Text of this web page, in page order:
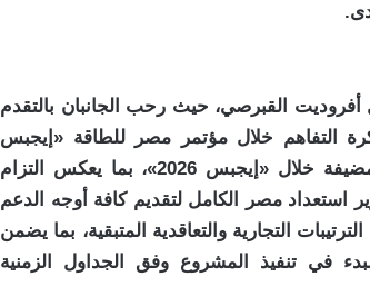
القبرصي، حيث رحب الجانبان بالتقدم
التفاهم خلال مؤتمر مصر للطاقة «إيجبس
2025»، والتوقيع بالأحرف الأولى على اتفاقية الحكومة المضيفة خلال «إيجبس 2026»، بما يعكس التزام
استعداد مصر الكامل لتقديم كافة أوجه الدعم
التجارية والتعاقدية المتبقية، بما يضمن
في تنفيذ المشروع وفق الجداول الزمنية